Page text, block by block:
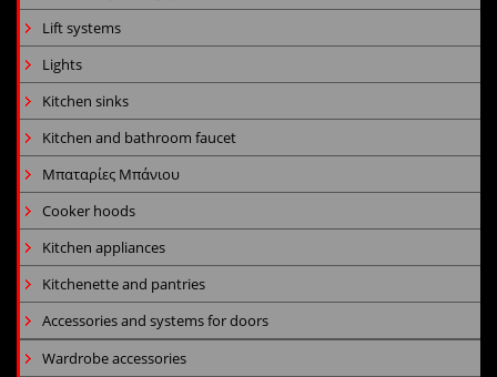
Lift systems
Lights
Kitchen sinks
Kitchen and bathroom faucet
Μπαταρίες Μπάνιου
Cooker hoods
Kitchen appliances
Kitchenette and pantries
Accessories and systems for doors
Wardrobe accessories